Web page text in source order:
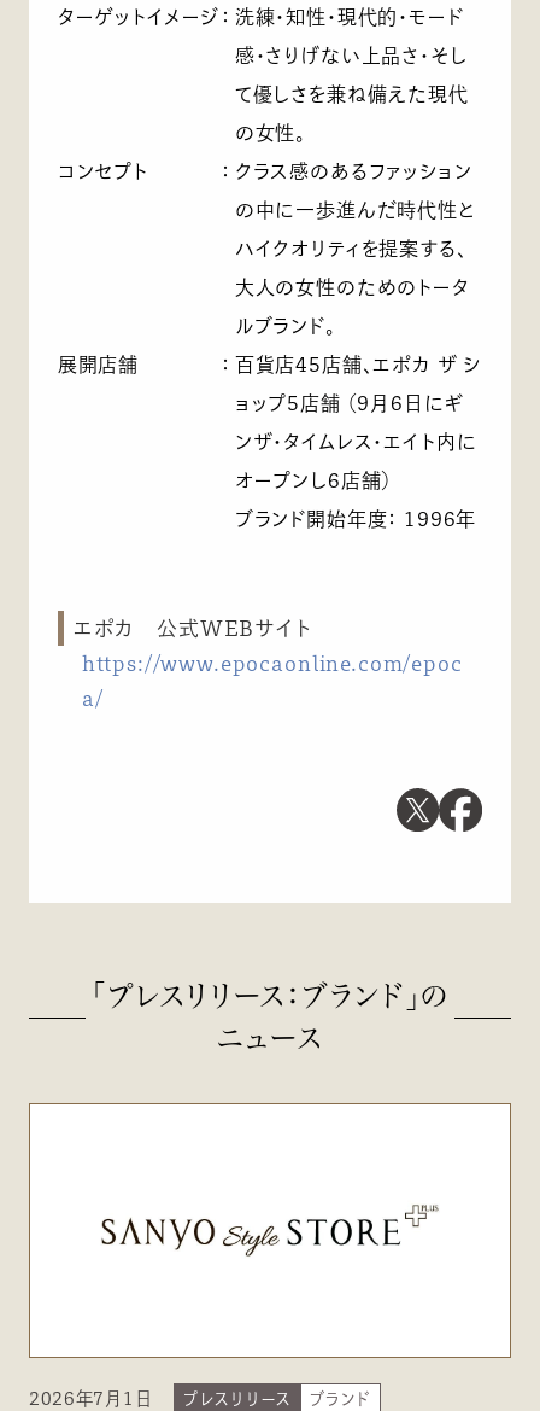
ターゲットイメージ ： 洗練・知性・現代的・モード
感・さりげない上品さ・そし
て優しさを兼ね備えた現代
の女性。
コンセプト
： クラス感のあるファッション
の中に一歩進んだ時代性と
ハイクオリティを提案する、
大人の女性のためのトータ
ルブランド。
展開店舗
：
百貨店45店舗、エポカ ザ シ
ョップ5店舗 （9月6日にギ
ンザ・タイムレス・エイト内に
オープンし6店舗）
ブランド開始年度： 1996年
エポカ 公式WEBサイト
https://www.epocaonline.com/epoc
a/
「プレスリリース：ブランド」の
ニュース
2026年7月1日 プレスリリース ブランド